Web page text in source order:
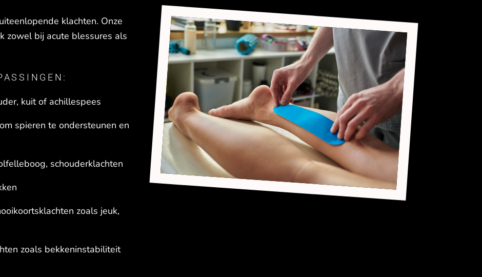
klachten. Onze
zowel bij acute blessures als
kuit of achillespees
spieren te ondersteunen en
schouderklachten
zoals jeuk,
zoals bekkeninstabiliteit